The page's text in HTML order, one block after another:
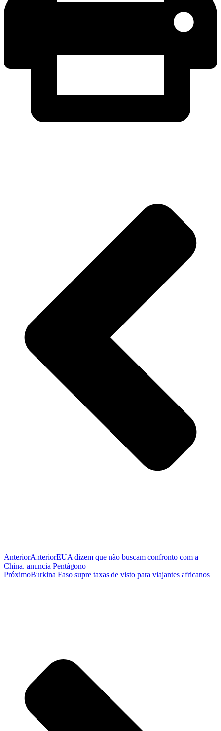
AnteriorAnteriorEUA dizem que não buscam confronto com a
China, anuncia Pentágono
PróximoBurkina Faso supre taxas de visto para viajantes africanos